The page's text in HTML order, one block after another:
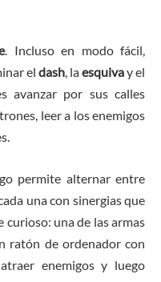
. Incluso en modo fácil,
el dash, laesquivay el
avanzar por sus calles
leer a los enemigos
permite alternar entre
una con sinergias que
una de las armas
ratón de ordenador con
enemigos y luego